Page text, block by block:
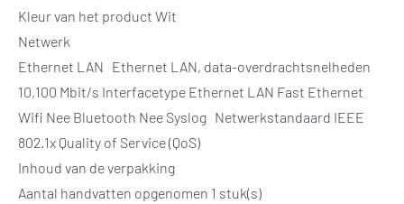
Kleur van het product Wit
Netwerk
Ethernet LAN Ethernet LAN, data-overdrachtsnelheden
10,100 Mbit/s Interfacetype Ethernet LAN Fast Ethernet
Wifi Nee Bluetooth Nee Syslog Netwerkstandaard IEEE
802.1x Quality of Service (QoS)
Inhoud van de verpakking
Aantal handvatten opgenomen 1 stuk(s)